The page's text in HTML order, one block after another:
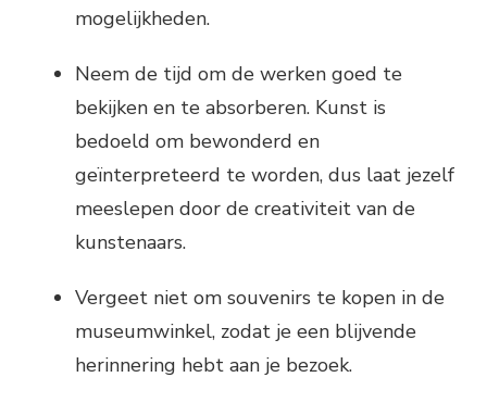
mogelijkheden.
Neem de tijd om de werken goed te
bekijken en te absorberen. Kunst is
bedoeld om bewonderd en
geïnterpreteerd te worden, dus laat jezelf
meeslepen door de creativiteit van de
kunstenaars.
Vergeet niet om souvenirs te kopen in de
museumwinkel, zodat je een blijvende
herinnering hebt aan je bezoek.